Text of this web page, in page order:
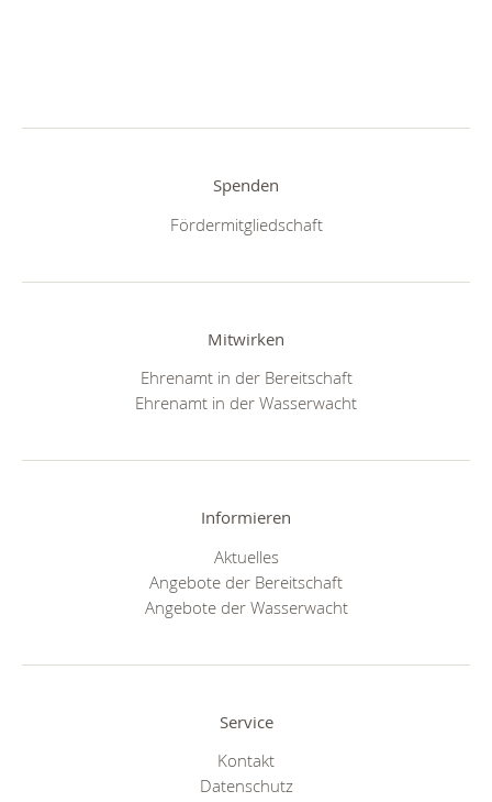
Spenden
Fördermitgliedschaft
Mitwirken
Ehrenamt in der Bereitschaft
Ehrenamt in der Wasserwacht
Informieren
Aktuelles
Angebote der Bereitschaft
Angebote der Wasserwacht
Service
Kontakt
Datenschutz